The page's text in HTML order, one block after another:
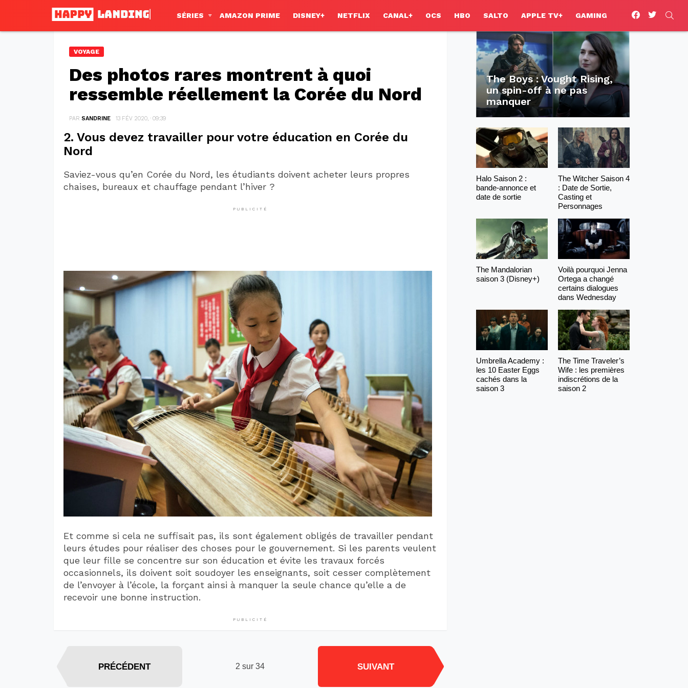
SÉRIES AMAZON PRIME DISNEY+ NETFLIX CANAL+ OCS HBO SALTO APPLE TV+ GAMING
facebooktwitter
VOYAGE
Des photos rares montrent à quoi
ressemble réellement la Corée du Nord
PAR SANDRINE 13 FÉV 2020, · 09:39
2. Vous devez travailler pour votre éducation en Corée du
Nord
Saviez-vous qu’en Corée du Nord, les étudiants doivent acheter leurs propres
chaises, bureaux et chauffage pendant l’hiver ?
PUBLICITÉ
Et comme si cela ne suffisait pas, ils sont également obligés de travailler pendant
leurs études pour réaliser des choses pour le gouvernement. Si les parents veulent
que leur fille se concentre sur son éducation et évite les travaux forcés
occasionnels, ils doivent soit soudoyer les enseignants, soit cesser complètement
de l’envoyer à l’école, la forçant ainsi à manquer la seule chance qu’elle a de
recevoir une bonne instruction.
PUBLICITÉ
2 sur 34
PRÉCÉDENT SUIVANT
The Boys : Vought Rising,
un spin-off à ne pas
manquer
Halo Saison 2 :
bande-annonce et
date de sortie
The Witcher Saison 4
: Date de Sortie,
Casting et
Personnages
The Mandalorian
saison 3 (Disney+)
Voilà pourquoi Jenna
Ortega a changé
certains dialogues
dans Wednesday
Umbrella Academy :
les 10 Easter Eggs
cachés dans la
saison 3
The Time Traveler’s
Wife : les premières
indiscrétions de la
saison 2